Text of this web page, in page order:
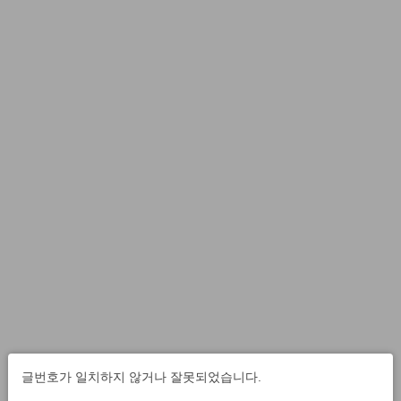
글번호가 일치하지 않거나 잘못되었습니다.